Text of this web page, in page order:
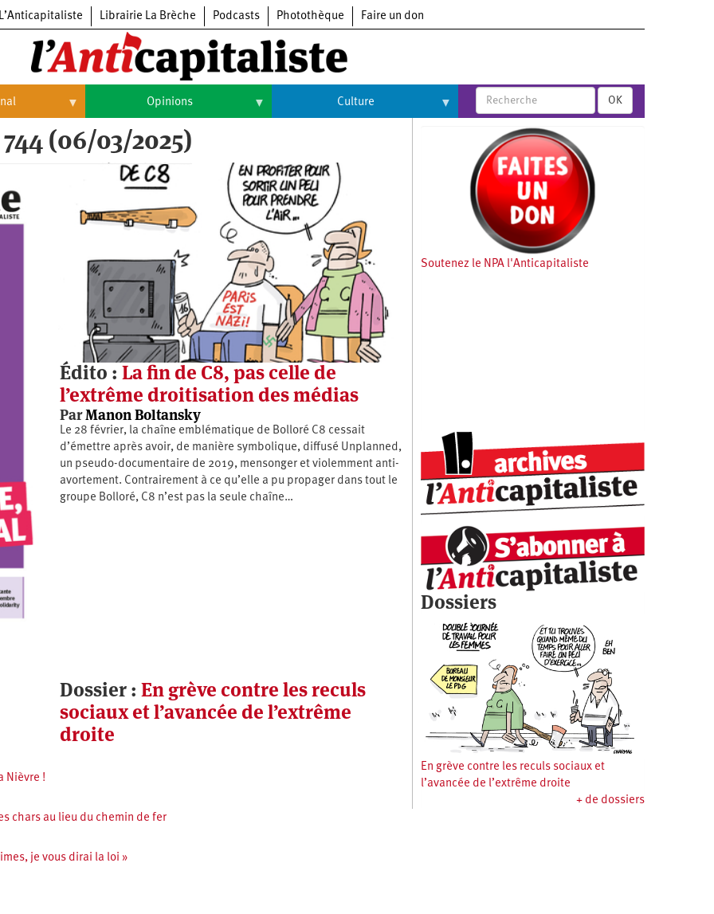
L’Anticapitaliste Librairie La Brèche Podcasts Photothèque Faire un don
Opinions
Opinions
Histoire
Culture
Arts
Cinéma
Expositions
Livres
Musique
OK
(06/03/2025)
Édito : La fin de C8, pas celle de
l’extrême droitisation des médias
ParManon Boltansky
Le 28 février, la chaîne emblématique de Bolloré C8 cessait
d’émettre après avoir, de manière symbolique, diffusé Unplanned,
un pseudo-documentaire de 2019, mensonger et violemment anti-
avortement. Contrairement à ce qu’elle a pu propager dans tout le
groupe Bolloré, C8 n’est pas la seule chaîne…
Dossier : En grève contre les reculs
sociaux et l’avancée de l’extrême
droite
Nièvre !
chars au lieu du chemin de fer
je vous dirai la loi »
Soutenez le NPA l'Anticapitaliste
Dossiers
En grève contre les reculs sociaux et
l’avancée de l’extrême droite
+ de dossiers